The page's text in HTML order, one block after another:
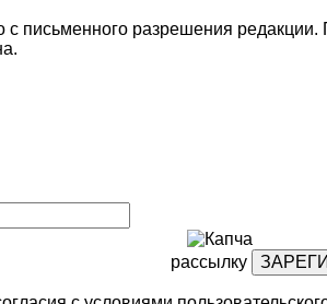
с письменного разрешения редакции.
рассылку